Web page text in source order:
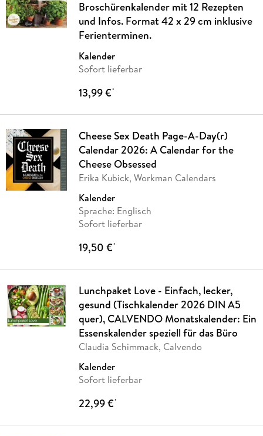
Broschürenkalender mit 12 Rezepten
und Infos. Format 42 x 29 cm inklusive
Ferienterminen.
Kalender
Sofort lieferbar
13,99 €*
Cheese Sex Death Page-A-Day(r)
Calendar 2026: A Calendar for the
Cheese Obsessed
Erika Kubick, Workman Calendars
Kalender
Sprache: Englisch
Sofort lieferbar
19,50 €*
Lunchpaket Love - Einfach, lecker,
gesund (Tischkalender 2026 DIN A5
quer), CALVENDO Monatskalender: Ein
Essenskalender speziell für das Büro
Claudia Schimmack, Calvendo
Kalender
Sofort lieferbar
22,99 €*